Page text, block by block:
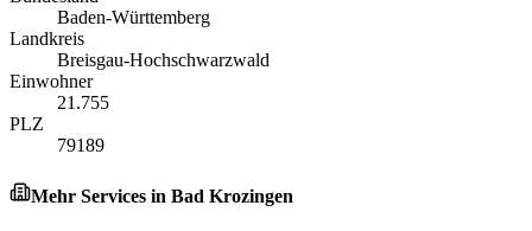
Baden-Württemberg
Landkreis
Breisgau-Hochschwarzwald
Einwohner
21.755
PLZ
79189
Mehr Services in Bad Krozingen